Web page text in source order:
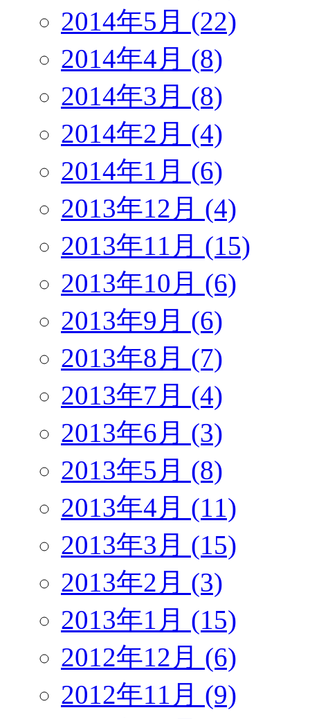
2014年5月 (22)
2014年4月 (8)
2014年3月 (8)
2014年2月 (4)
2014年1月 (6)
2013年12月 (4)
2013年11月 (15)
2013年10月 (6)
2013年9月 (6)
2013年8月 (7)
2013年7月 (4)
2013年6月 (3)
2013年5月 (8)
2013年4月 (11)
2013年3月 (15)
2013年2月 (3)
2013年1月 (15)
2012年12月 (6)
2012年11月 (9)